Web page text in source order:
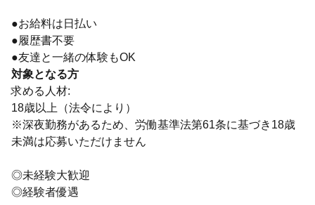
●お給料は日払い
●履歴書不要
●友達と一緒の体験もOK
対象となる方
求める人材:
18歳以上（法令により）
※深夜勤務があるため、労働基準法第61条に基づき18歳
未満は応募いただけません
◎未経験大歓迎
◎経験者優遇